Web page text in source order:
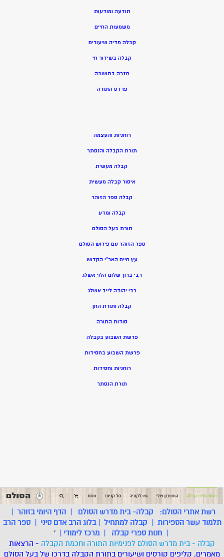
תודעה ומודעות
משמעות החיים
קבלה מדיה שיעורים
קבלה בשידור חי
חזרה בתשובה
פרדס התורה
רוחניות והעצמה
תורת הקבלה והנסתר
קבלה מעשית
איסור קבלה מעשית
קבלה ספר הזוהר
קבלה ומדע
תורת בעל הסולם
ספר הזוהר עם פירוש הסולם
עץ חיים האר”י הקדוש
רבי ברוך שלום הלוי אשלג
רבי יהודה לייב אשלג
קבלה ותורת החן
סודות התורה
פרשת השבוע בקבלה
פרשת השבוע בחסידות
רוחניות וחסידות
תורת הנסתר
רשת אתרי הסולם: קבלה- בית מדרש הסולם |הדף היומי בזוהר |
תלמוד עשר הספירות | קבלה למתחיל |בלוג הרב אדם סיני |ספר הרב
| חנות ספרי קבלה | מרכז לימודי |
'
קבלה - בית מדרש הסולם לפנימיות התורה וחכמת הקבלה - הרצאות
מאמרים, קליפים קורסים ושיעורים בתורת הקבלה בדרכו של בעל הסולם